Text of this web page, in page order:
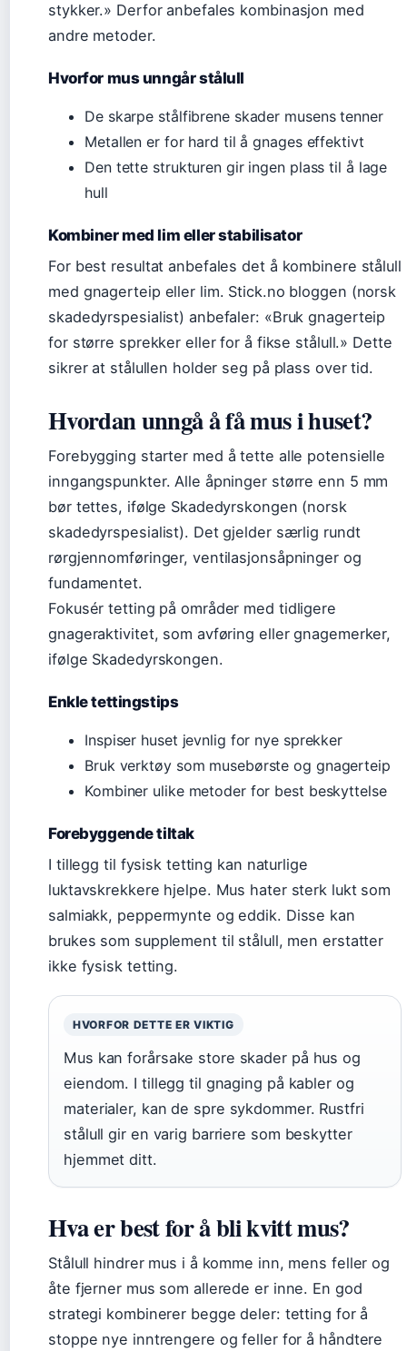
stykker.» Derfor anbefales kombinasjon med
andre metoder.
Hvorfor mus unngår stålull
De skarpe stålfibrene skader musens tenner
Metallen er for hard til å gnages effektivt
Den tette strukturen gir ingen plass til å lage
hull
Kombiner med lim eller stabilisator
For best resultat anbefales det å kombinere stålull
med gnagerteip eller lim. Stick.no bloggen (norsk
skadedyrspesialist) anbefaler: «Bruk gnagerteip
for større sprekker eller for å fikse stålull.» Dette
sikrer at stålullen holder seg på plass over tid.
Hvordan unngå å få mus i huset?
Forebygging starter med å tette alle potensielle
inngangspunkter. Alle åpninger større enn 5 mm
bør tettes, ifølge Skadedyrskongen (norsk
skadedyrspesialist). Det gjelder særlig rundt
rørgjennomføringer, ventilasjonsåpninger og
fundamentet.
Fokusér tetting på områder med tidligere
gnageraktivitet, som avføring eller gnagemerker,
ifølge Skadedyrskongen.
Enkle tettingstips
Inspiser huset jevnlig for nye sprekker
Bruk verktøy som musebørste og gnagerteip
Kombiner ulike metoder for best beskyttelse
Forebyggende tiltak
I tillegg til fysisk tetting kan naturlige
luktavskrekkere hjelpe. Mus hater sterk lukt som
salmiakk, peppermynte og eddik. Disse kan
brukes som supplement til stålull, men erstatter
ikke fysisk tetting.
HVORFOR DETTE ER VIKTIG
Mus kan forårsake store skader på hus og
eiendom. I tillegg til gnaging på kabler og
materialer, kan de spre sykdommer. Rustfri
stålull gir en varig barriere som beskytter
hjemmet ditt.
Hva er best for å bli kvitt mus?
Stålull hindrer mus i å komme inn, mens feller og
åte fjerner mus som allerede er inne. En god
strategi kombinerer begge deler: tetting for å
stoppe nye inntrengere og feller for å håndtere